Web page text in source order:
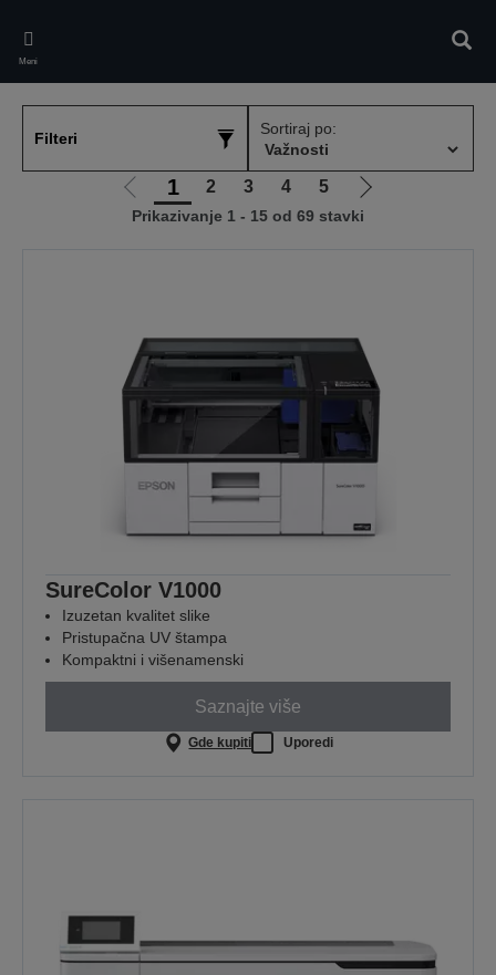
main
content
Meni
Filteri
Sortiraj po:
Idi
na
1 2 3 4 5
Idi
na
Prikazivanje 1 - 15 od 69 stavki
SureColor V1000
Izuzetan kvalitet slike
Pristupačna UV štampa
Kompaktni i višenamenski
Saznajte više
Gde kupiti Uporedi